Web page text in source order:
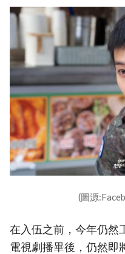
(圖源
在入伍之前，今年仍然
電視劇播畢後，仍然即